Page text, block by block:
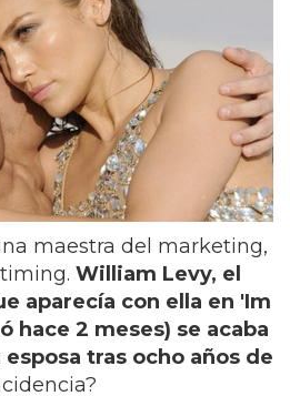
maestra del marketing,
William Levy, el
aparecía con ella en 'Im
hace 2 meses) se acaba
tras ocho años de